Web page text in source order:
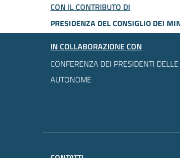
CON IL CONTRIBUTO DI
PRESIDENZA DEL CONSIGLIO DEI
IN COLLABORAZIONE CON
CONFERENZA DEI PRESIDENTI
AUTONOME